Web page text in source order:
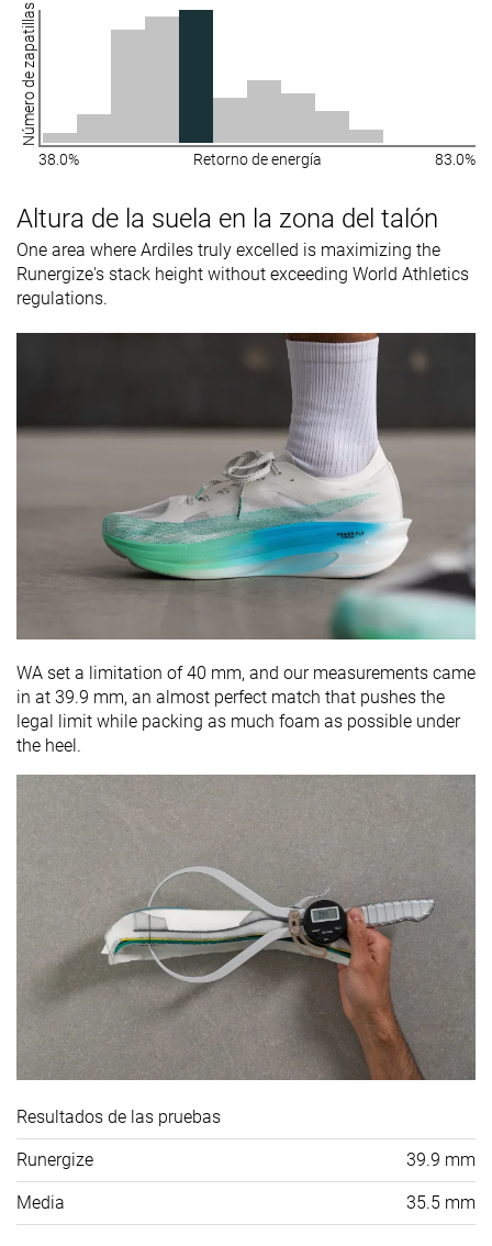
Número de zapatillas
38.0% Retorno de energía 83.0%
Altura de la suela en la zona del talón
One area where Ardiles truly excelled is maximizing the
Runergize's stack height without exceeding World Athletics
regulations.
WA set a limitation of 40 mm, and our measurements came
in at 39.9 mm, an almost perfect match that pushes the
legal limit while packing as much foam as possible under
the heel.
Resultados de las pruebas
Runergize 39.9 mm
Media 35.5 mm